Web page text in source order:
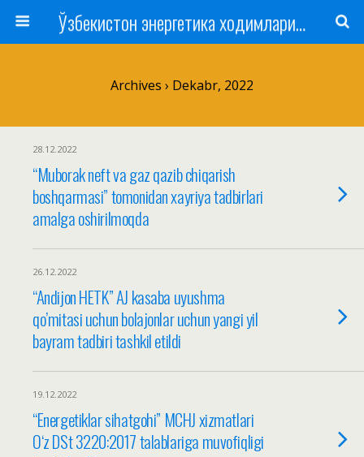
Ўзбекистон энергетика ходимлари касаба уюшмаси
Archives › Dekabr, 2022
28.12.2022
“Muborak neft va gaz qazib chiqarish
boshqarmasi” tomonidan xayriya tadbirlari
amalga oshirilmoqda
26.12.2022
“Andijon HETK” AJ kasaba uyushma
qo’mitasi uchun bolajonlar uchun yangi yil
bayram tadbiri tashkil etildi
19.12.2022
“Energetiklar sihatgohi” MCHJ xizmatlari
O‘z DSt 3220:2017 talablariga muvofiqligi